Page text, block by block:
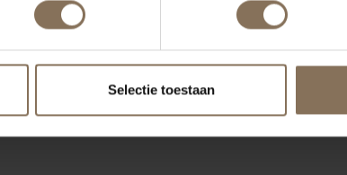
Selectie toestaan
ONZE MERKEN